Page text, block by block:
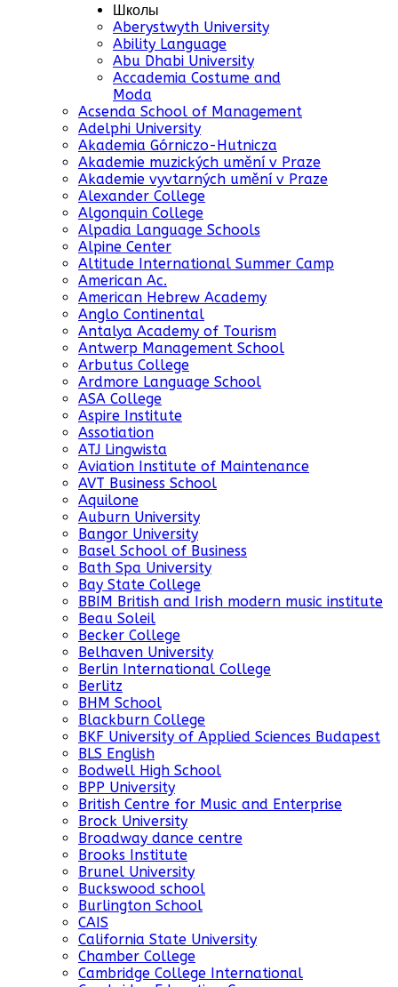
Школы
Aberystwyth University
Ability Language
Abu Dhabi University
Accademia Costume and
Moda
Acsenda School of Management
Adelphi University
Akademia Górniczo-Hutnicza
Akademie muzických umění v Praze
Akademie vyvtarných umění v Praze
Alexander College
Algonquin College
Alpadia Language Schools
Alpine Center
Altitude International Summer Camp
American Ac.
American Hebrew Academy
Anglo Continental
Antalya Academy of Tourism
Antwerp Management School
Arbutus College
Ardmore Language School
ASA College
Aspire Institute
Assotiation
ATJ Lingwista
Aviation Institute of Maintenance
AVT Business School
Aquilone
Auburn University
Bangor University
Basel School of Business
Bath Spa University
Bay State College
BBIM British and Irish modern music institute
Beau Soleil
Becker College
Belhaven University
Berlin International College
Berlitz
BHM School
Blackburn College
BKF University of Applied Sciences Budapest
BLS English
Bodwell High School
BPP University
British Centre for Music and Enterprise
Brock University
Broadway dance centre
Brooks Institute
Brunel University
Buckswood school
Burlington School
CAIS
California State University
Chamber College
Cambridge College International